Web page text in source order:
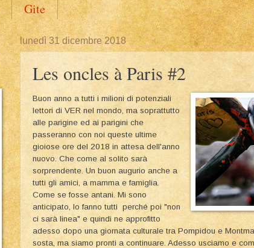
Gite
lunedì 31 dicembre 2018
Les oncles à Paris #2
Buon anno a tutti i milioni di potenziali
lettori di VER nel mondo, ma soprattutto
alle parigine ed ai parigini che
passeranno con noi queste ultime
gioiose ore del 2018 in attesa dell'anno
nuovo. Che come al solito sarà
sorprendente. Un buon augurio anche a
tutti gli amici, a mamma e famiglia.
Come se fosse antani. Mi sono
anticipato, lo fanno tutti perché poi "non
ci sarà linea" e quindi ne approfitto
adesso dopo una giornata culturale tra Pompidou e
sosta, ma siamo pronti a continuare. Adesso usciamo e